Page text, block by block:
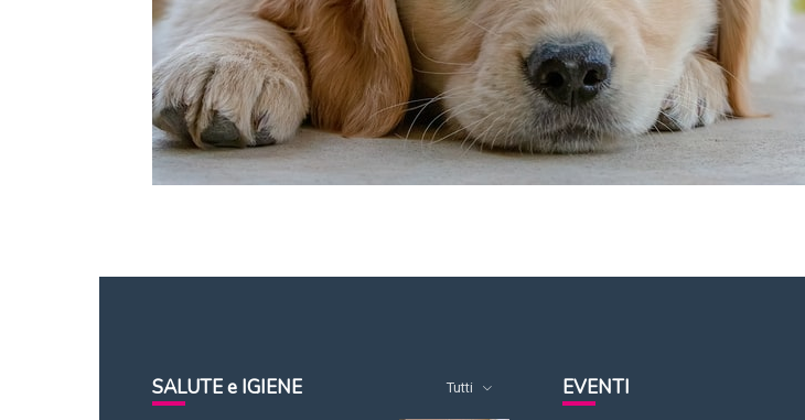
SALUTE e IGIENE Tutti EVENTI